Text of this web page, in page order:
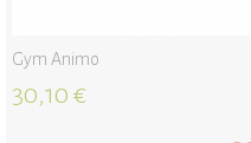
Gym Animo
30,10 €